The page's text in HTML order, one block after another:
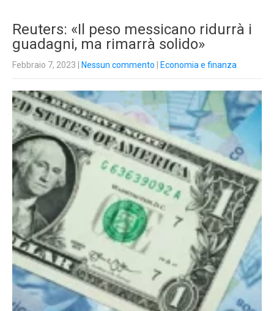
Reuters: «Il peso messicano ridurrà i
guadagni, ma rimarrà solido»
Febbraio 7, 2023 Nessun commento Economia e finanza